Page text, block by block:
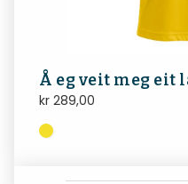
Å eg veit meg eit
kr 289,00